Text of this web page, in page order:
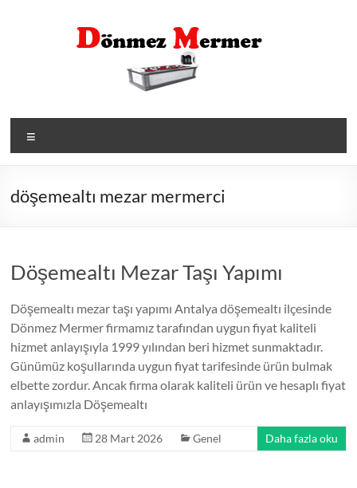
döşemealtı mezar mermerci
Döşemealtı Mezar Taşı Yapımı
Döşemealtı mezar taşı yapımı Antalya döşemealtı ilçesinde
Dönmez Mermer firmamız tarafından uygun fiyat kaliteli
hizmet anlayışıyla 1999 yılından beri hizmet sunmaktadır.
Günümüz koşullarında uygun fiyat tarifesinde ürün bulmak
elbette zordur. Ancak firma olarak kaliteli ürün ve hesaplı fiyat
anlayışımızla Döşemealtı
admin 28 Mart 2026 Genel Daha fazla oku